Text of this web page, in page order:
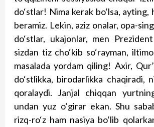
do‘stlar! Nima kerak bo‘lsa, ayting,
beramiz. Lekin, aziz onalar, opa-
do‘stlar, ukajonlar, men
sizdan tiz cho‘kib so‘rayman,
masalada yordam qiling! Axir,
do‘stlikka, birodarlikka chaqiradi,
qoralaydi. Janjal chiqqan
undan yuz o‘girar ekan. Shu
rizq-ro‘z ham nasiya bo‘lib